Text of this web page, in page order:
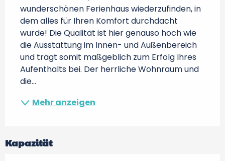
wunderschönen Ferienhaus wiederzufinden, in
dem alles für Ihren Komfort durchdacht
wurde! Die Qualität ist hier genauso hoch wie
die Ausstattung im Innen- und Außenbereich
und trägt somit maßgeblich zum Erfolg Ihres
Aufenthalts bei. Der herrliche Wohnraum und
die...
Mehr anzeigen
Kapazität